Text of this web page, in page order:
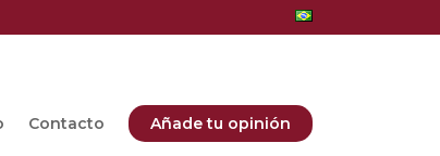
Contacto Añade tu opinión